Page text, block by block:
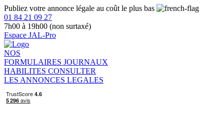
Publiez votre annonce légale au coût le plus bas
01 84 21 09 27
7h00 à 19h00 (non surtaxé)
Espace JAL-Pro
NOS
FORMULAIRES JOURNAUX
HABILITES CONSULTER
LES ANNONCES LEGALES